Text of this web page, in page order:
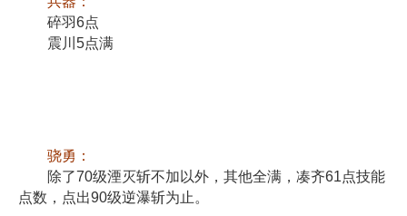
碎羽6点
震川5点满
骁勇：
除了70级湮灭斩不加以外，其他全满，凑齐61点技能
点数，点出90级逆瀑斩为止。